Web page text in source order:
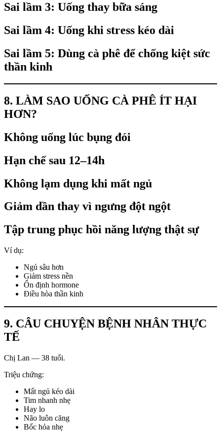
Sai lầm 3: Uống thay bữa sáng
Sai lầm 4: Uống khi stress kéo dài
Sai lầm 5: Dùng cà phê để chống kiệt sức
thần kinh
8. LÀM SAO UỐNG CÀ PHÊ ÍT HẠI
HƠN?
Không uống lúc bụng đói
Hạn chế sau 12–14h
Không lạm dụng khi mất ngủ
Giảm dần thay vì ngưng đột ngột
Tập trung phục hồi năng lượng thật sự
Ví dụ:
Ngủ sâu hơn
Giảm stress nền
Ổn định hormone
Điều hòa thần kinh
9. CÂU CHUYỆN BỆNH NHÂN THỰC
TẾ
Chị Lan — 38 tuổi.
Triệu chứng:
Mất ngủ kéo dài
Tim nhanh nhẹ
Hay lo
Não luôn căng
Bốc hỏa nhẹ